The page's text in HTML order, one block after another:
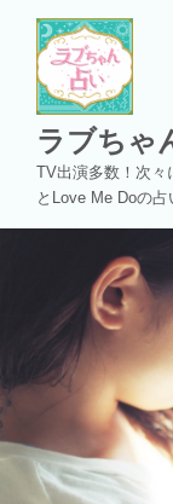
ラブちゃ
TV出演多数！次々
とLove Me Doの